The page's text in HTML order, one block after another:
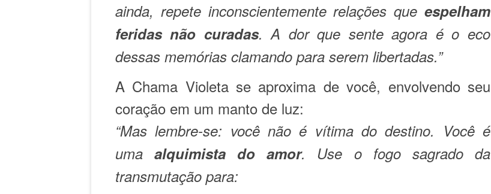
ainda, repete inconscientemente relações que espelham
feridas não curadas. A dor que sente agora é o eco
dessas memórias clamando para serem libertadas.”
A Chama Violeta se aproxima de você, envolvendo seu
coração em um manto de luz:
“Mas lembre-se: você não é vítima do destino. Você é
umaalquimista do amor. Use o fogo sagrado da
transmutação para: